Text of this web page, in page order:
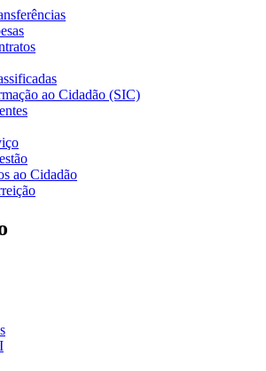
ao Cidadão (SIC)
ao Cidadão